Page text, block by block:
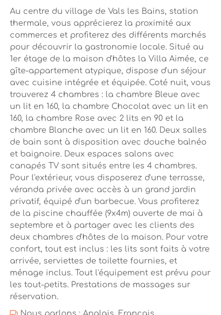
Au centre du village de Vals les Bains, station
thermale, vous apprécierez la proximité aux
commerces et profiterez des différents marchés
pour découvrir la gastronomie locale. Situé au
1er étage de la maison d'hôtes la Villa Aimée, ce
gîte-appartement atypique, dispose d'un séjour
avec cuisine intégrée et équipée. Coté nuit, vous
trouverez 4 chambres : la chambre Bleue avec
un lit en 160, la chambre Chocolat avec un lit en
160, la chambre Rose avec 2 lits en 90 et la
chambre Blanche avec un lit en 160. Deux salles
de bain sont à disposition avec douche balnéo
et baignoire. Deux espaces salons avec
canapés TV sont situés entre les 4 chambres.
Pour l'extérieur, vous disposerez d'une terrasse,
véranda privée avec accès à un grand jardin
privatif, équipé d'un barbecue. Vous profiterez
de la piscine chauffée (9x4m) ouverte de mai à
septembre et à partager avec les clients des
deux chambres d'hôtes de la maison. Pour votre
confort, tout est inclus : les lits sont faits à votre
arrivée, serviettes de toilette fournies, et
ménage inclus. Tout l'équipement est prévu pour
les tout-petits. Prestations de massages sur
réservation.